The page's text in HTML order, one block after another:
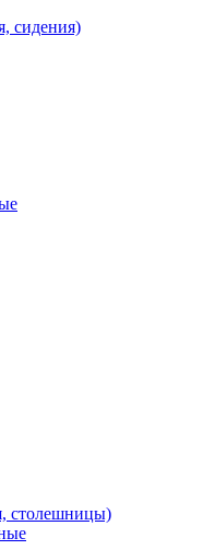
сидения)
столешницы)